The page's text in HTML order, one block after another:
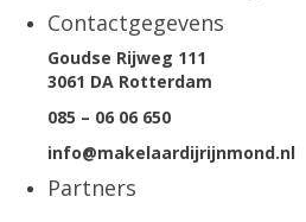
Contactgegevens
Goudse Rijweg 111
3061 DA Rotterdam
085 – 06 06 650
info@makelaardijrijnmond.nl
Partners